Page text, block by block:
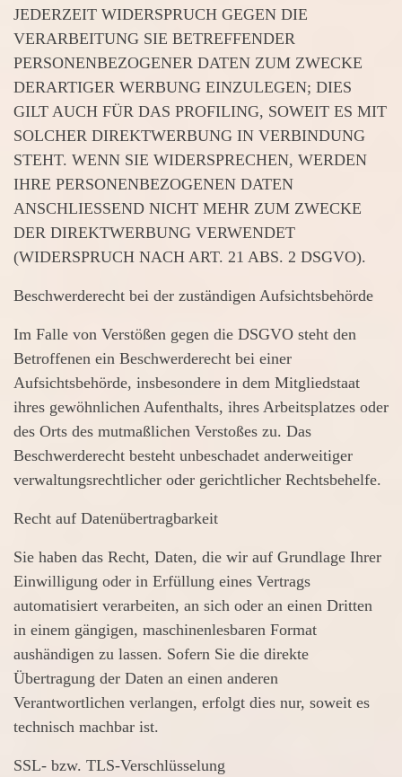
JEDERZEIT WIDERSPRUCH GEGEN DIE
VERARBEITUNG SIE BETREFFENDER
PERSONENBEZOGENER DATEN ZUM ZWECKE
DERARTIGER WERBUNG EINZULEGEN; DIES
GILT AUCH FÜR DAS PROFILING, SOWEIT ES MIT
SOLCHER DIREKTWERBUNG IN VERBINDUNG
STEHT. WENN SIE WIDERSPRECHEN, WERDEN
IHRE PERSONENBEZOGENEN DATEN
ANSCHLIESSEND NICHT MEHR ZUM ZWECKE
DER DIREKTWERBUNG VERWENDET
(WIDERSPRUCH NACH ART. 21 ABS. 2 DSGVO).
Beschwerde­recht bei der zuständigen Aufsichts­behörde
Im Falle von Verstößen gegen die DSGVO steht den
Betroffenen ein Beschwerderecht bei einer
Aufsichtsbehörde, insbesondere in dem Mitgliedstaat
ihres gewöhnlichen Aufenthalts, ihres Arbeitsplatzes oder
des Orts des mutmaßlichen Verstoßes zu. Das
Beschwerderecht besteht unbeschadet anderweitiger
verwaltungsrechtlicher oder gerichtlicher Rechtsbehelfe.
Recht auf Daten­übertrag­barkeit
Sie haben das Recht, Daten, die wir auf Grundlage Ihrer
Einwilligung oder in Erfüllung eines Vertrags
automatisiert verarbeiten, an sich oder an einen Dritten
in einem gängigen, maschinenlesbaren Format
aushändigen zu lassen. Sofern Sie die direkte
Übertragung der Daten an einen anderen
Verantwortlichen verlangen, erfolgt dies nur, soweit es
technisch machbar ist.
SSL- bzw. TLS-Verschlüsselung